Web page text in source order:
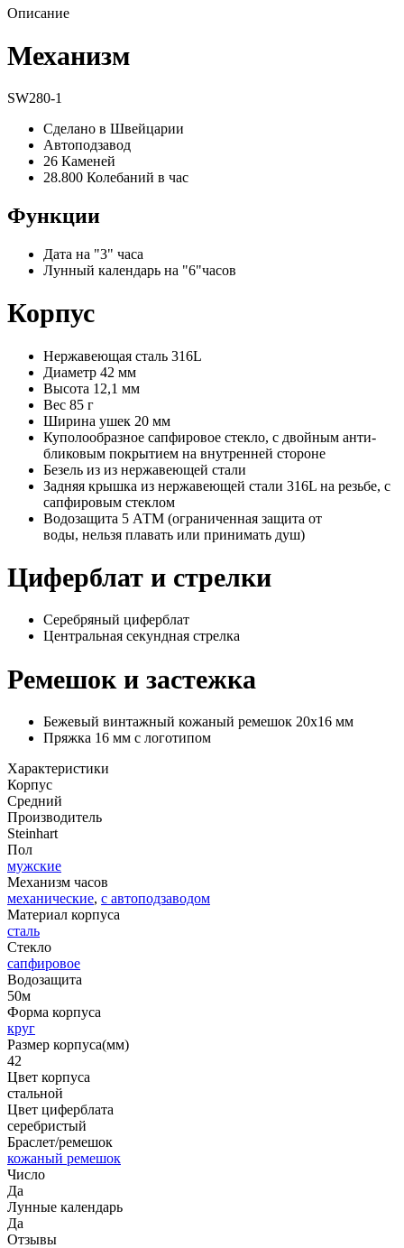
Описание
Механизм
SW280-1
Сделано в Швейцарии
Автоподзавод
26 Каменей
28.800 Колебаний в час
Функции
Дата на "3" часа
Лунный календарь на "6"часов
Корпус
Нержавеющая сталь 316L
Диаметр 42 мм
Высота 12,1 мм
Вес 85 г
Ширина ушек 20 мм
Куполообразное сапфировое стекло, с двойным анти-
бликовым покрытием на внутренней стороне
Безель из из нержавеющей стали
Задняя крышка из нержавеющей стали 316L на резьбе, с
сапфировым стеклом
Водозащита 5 АТМ (ограниченная защита от
воды, нельзя плавать или принимать душ)
Циферблат и стрелки
Серебряный циферблат
Центральная секундная стрелка
Ремешок и застежка
Бежевый винтажный кожаный ремешок 20x16 мм
Пряжка 16 мм с логотипом
Характеристики
Корпус
Средний
Производитель
Steinhart
Пол
мужские
Механизм часов
механические, с автоподзаводом
Материал корпуса
сталь
Стекло
сапфировое
Водозащита
50м
Форма корпуса
круг
Размер корпуса(мм)
42
Цвет корпуса
стальной
Цвет циферблата
серебристый
Браслет/ремешок
кожаный ремешок
Число
Да
Лунные календарь
Да
Отзывы